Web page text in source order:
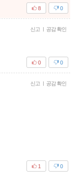
0
8
신고 | 공감 확인
0
0
신고 | 공감 확인
0
1